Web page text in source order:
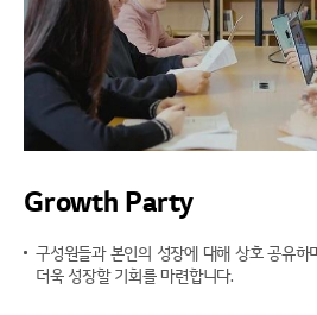
Growth Party
구성원들과 본인의 성장에 대해 상호 공유하
더욱 성장할 기회를 마련합니다.